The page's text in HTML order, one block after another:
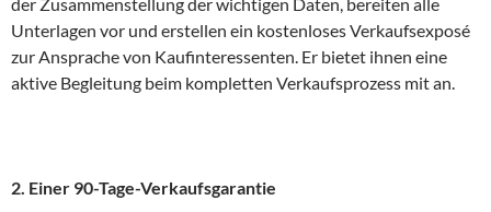
Unterlagen vor und erstellen ein kostenloses Verkaufsexposé
zur Ansprache von Kaufinteressenten. Er bietet ihnen eine
aktive Begleitung beim kompletten Verkaufsprozess mit an.
2. Einer 90-Tage-Verkaufsgarantie